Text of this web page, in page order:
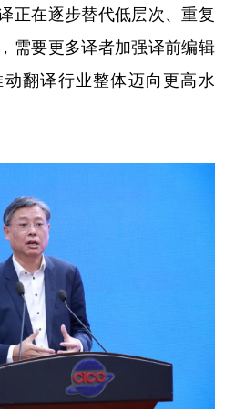
正在逐步替代低层次、重复
需要更多译者加强译前编辑
翻译行业整体迈向更高水